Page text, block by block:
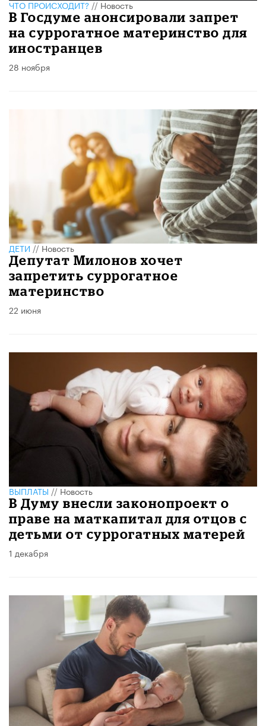
ЧТО ПРОИСХОДИТ?//Новость
В Госдуме анонсировали запрет
на суррогатное материнство для
иностранцев
28 ноября
ДЕТИ//Новость
Депутат Милонов хочет
запретить суррогатное
материнство
22 июня
ВЫПЛАТЫ//Новость
В Думу внесли законопроект о
праве на маткапитал для отцов с
детьми от суррогатных матерей
1 декабря